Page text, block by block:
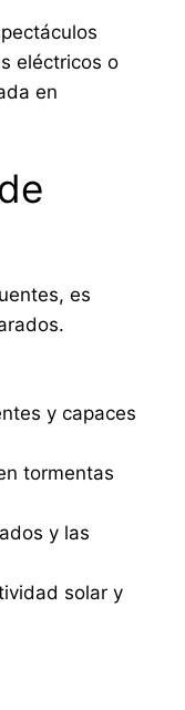
eléctricos o
en
es
y capaces
tormentas
y las
solar y